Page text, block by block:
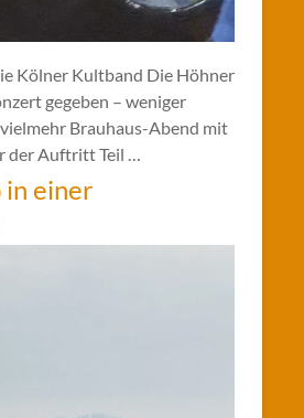
Kölner Kultband Die Höhner
gegeben – weniger
Brauhaus-Abend mit
der Auftritt Teil …
in einer